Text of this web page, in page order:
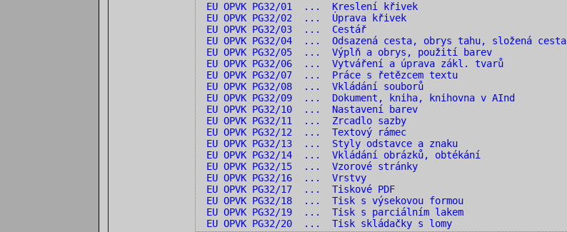
EU OPVK PG32/01 ... Kreslení křivek
EU OPVK PG32/02 ... Úprava křivek
EU OPVK PG32/03 ... Cestář
EU OPVK PG32/04 ... Odsazená cesta, obrys tahu, složená cesta
EU OPVK PG32/05 ... Výplň a obrys, použití barev
EU OPVK PG32/06 ... Vytváření a úprava zákl. tvarů
EU OPVK PG32/07 ... Práce s řetězcem textu
EU OPVK PG32/08 ... Vkládání souborů
EU OPVK PG32/09 ... Dokument, kniha, knihovna v AInd
EU OPVK PG32/10 ... Nastavení barev
EU OPVK PG32/11 ... Zrcadlo sazby
EU OPVK PG32/12 ... Textový rámec
EU OPVK PG32/13 ... Styly odstavce a znaku
EU OPVK PG32/14 ... Vkládání obrázků, obtékání
EU OPVK PG32/15 ... Vzorové stránky
EU OPVK PG32/16 ... Vrstvy
EU OPVK PG32/17 ... Tiskové PDF
EU OPVK PG32/18 ... Tisk s výsekovou formou
EU OPVK PG32/19 ... Tisk s parciálním lakem
EU OPVK PG32/20 ... Tisk skládačky s lomy